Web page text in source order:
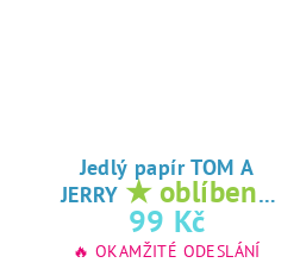
Jedlý papír TOM A
JERRY ★ oblíbený
tisk na jedlý
papír
99 Kč
🔥 OKAMŽITÉ ODESLÁNÍ